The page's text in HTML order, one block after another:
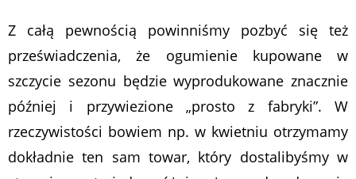
Z całą pewnością powinniśmy pozbyć się też
przeświadczenia, że ogumienie kupowane w
szczycie sezonu będzie wyprodukowane znacznie
później i przywiezione „prosto z fabryki”. W
rzeczywistości bowiem np. w kwietniu otrzymamy
dokładnie ten sam towar, który dostalibyśmy w